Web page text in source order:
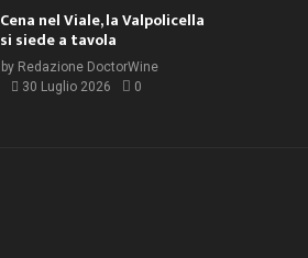
Cena nel Viale, la Valpolicella
si siede a tavola
by Redazione DoctorWine
30 Luglio 2026
0